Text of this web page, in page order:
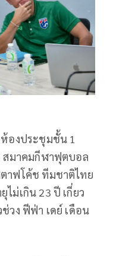
องประชุมชั้น 1
สมาคมกีฬาฟุตบอล
าฟโค้ช ทีมชาติไทย
ม่เกิน 23 ปี เกี่ยว
วง ฟีฟ่า เดย์ เดือน